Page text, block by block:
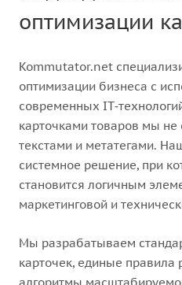
оптимизации
Kommutator.net
оптимизации бизнеса с
современных
карточками товаров мы не
текстами и метатегами.
системное решение, при
становится логичным
маркетинговой и
Мы разрабатываем
карточек, единые правила